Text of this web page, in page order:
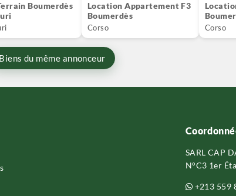
Boumerdès
Location Appartement F3
Boumerdès
Corso Corso
Biens du même annonceur
SARL CAP
N°C3 1er
+213 559